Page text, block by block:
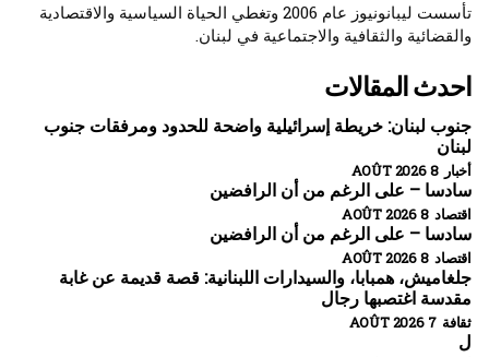
تأسست ليبانونيوز عام 2006 وتغطي الحياة السياسية والاقتصادية
والقضائية والثقافية والاجتماعية في لبنان.
احدث المقالات
جنوب لبنان: خريطة إسرائيلية واضحة للحدود ومرفقات جنوب
لبنان
أخبار 8 AOÛT 2026
سادسا – على الرغم من أن الرافضين
اقتصاد 8 AOÛT 2026
سادسا – على الرغم من أن الرافضين
اقتصاد 8 AOÛT 2026
جلغاميش، همبابا، والسيدارات اللبنانية: قصة قديمة عن غابة
مقدسة اغتصبها رجال
ثقافة 7 AOÛT 2026
ل